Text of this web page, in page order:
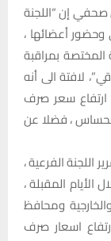
صحفي إن “اللجنة
وحضور أعضائها ،
المختصة بمراقبة
لافتة الى أنه
ارتفاع سعر صرف
، فضلا عن
اللجنة الفرعية ،
المقبلة ،
ومحافظ
اسعار صرف